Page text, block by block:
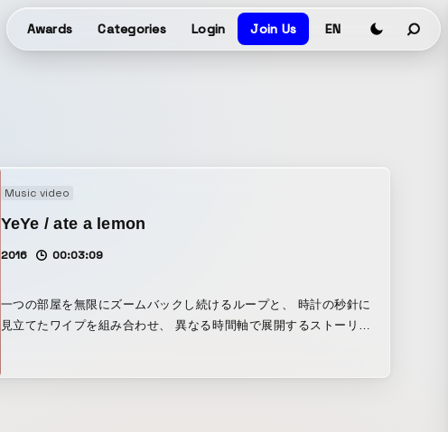
Awards Categories Login Join Us EN
Music video
YeYe / ate a lemon
2016 00:03:09
一つの部屋を無限にズームバックし続けるループと、 時計の秒針に
見立てたワイプを組み合わせ、 異なる時間軸で展開するストーリー